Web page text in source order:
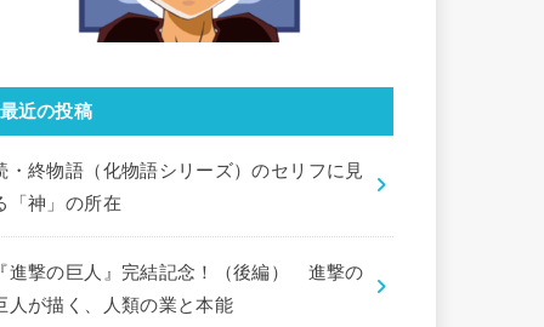
最近の投稿
・終物語（化物語シリーズ）のセリフに見
「神」の所在
進撃の巨人』完結記念！（後編） 進撃の
人が描く、人類の業と本能